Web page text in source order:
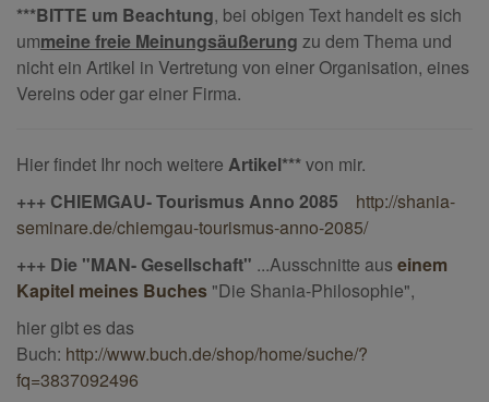
***BITTE um Beachtung, bei obigen Text handelt es sich
ummeine freie Meinungsäußerung zu dem Thema und
nicht ein Artikel in Vertretung von einer Organisation, eines
Vereins oder gar einer Firma.
Hier findet Ihr noch weitere Artikel***von mir.
+++ CHIEMGAU- Tourismus Anno 2085 http://shania-
seminare.de/chiemgau-tourismus-anno-2085/
+++ Die "MAN- Gesellschaft" ...Ausschnitte aus einem
Kapitel meines Buches "Die Shania-Philosophie",
hier gibt es das
Buch: http://www.buch.de/shop/home/suche/?
fq=3837092496